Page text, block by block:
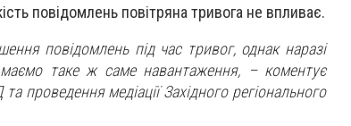
повідомлень повітряна тривога не впливає.
повідомлень під час тривог, однак наразі
таке ж саме навантаження, – коментує
проведення медіації Західного регіонального